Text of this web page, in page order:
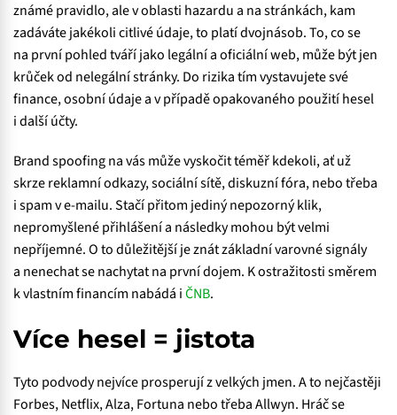
známé pravidlo, ale v oblasti hazardu a na stránkách, kam
zadáváte jakékoli citlivé údaje, to platí dvojnásob. To, co se
na první pohled tváří jako legální a oficiální web, může být jen
krůček od nelegální stránky. Do rizika tím vystavujete své
finance, osobní údaje a v případě opakovaného použití hesel
i další účty.
Brand spoofing na vás může vyskočit téměř kdekoli, ať už
skrze reklamní odkazy, sociální sítě, diskuzní fóra, nebo třeba
i spam v e-mailu. Stačí přitom jediný nepozorný klik,
nepromyšlené přihlášení a následky mohou být velmi
nepříjemné. O to důležitější je znát základní varovné signály
a nenechat se nachytat na první dojem. K ostražitosti směrem
k vlastním financím nabádá iČNB.
Více hesel = jistota
Tyto podvody nejvíce prosperují z velkých jmen. A to nejčastěji
Forbes, Netflix, Alza, Fortuna nebo třeba Allwyn. Hráč se